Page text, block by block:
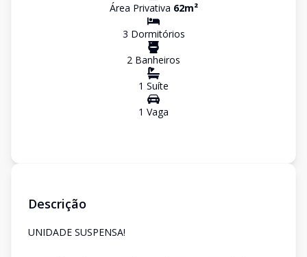
Área Privativa 62m²
3 Dormitórios
2 Banheiros
1 Suíte
1 Vaga
Descrição
UNIDADE SUSPENSA!